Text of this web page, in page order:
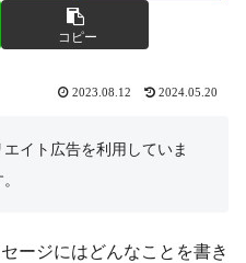
コピー
2023.08.12 2024.05.20
イト広告を利用していま
ージにはどんなことを書き